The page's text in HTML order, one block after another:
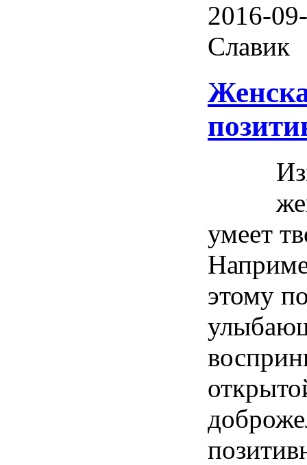
2016-
Славик
умеет
этому